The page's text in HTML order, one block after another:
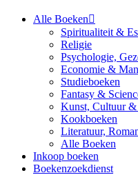
Alle Boeken
Spiritualiteit &
Religie
Psychologie,
Economie &
Studieboeken
Fantasy &
Kunst, Cultuur
Kookboeken
Literatuur,
Alle Boeken
Inkoop boeken
Boekenzoekdienst